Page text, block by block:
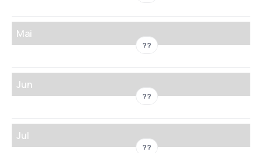
Mai
??
Jun
??
Jul
??